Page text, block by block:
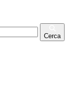
Cerca